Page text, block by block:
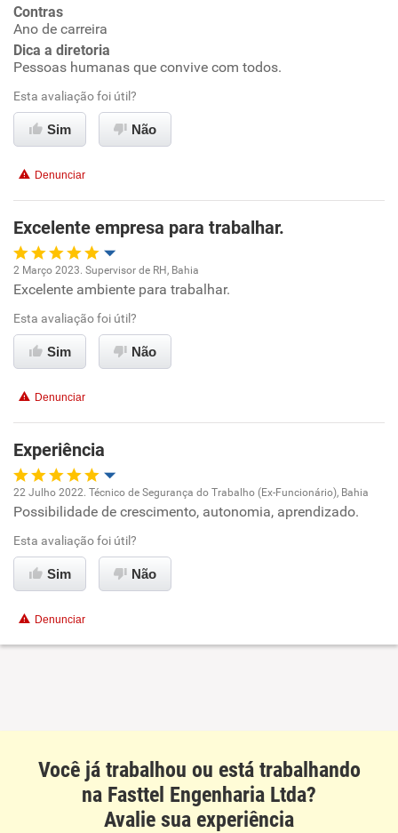
Conciliação com a vida familiar
Benefícios
Recomenda a diretoria
Contras
Ano de carreira
Dica a diretoria
Pessoas humanas que convive com todos.
Esta avaliação foi útil?
Sim Não
Denunciar
Excelente empresa para trabalhar.
Oportunidade de promoção
Ambiente de trabalho
Benefícios
Recomenda esta empresa
Recomenda a diretoria
2 Março 2023. Supervisor de RH, Bahia
Excelente ambiente para trabalhar.
Esta avaliação foi útil?
Sim Não
Denunciar
Experiência
Oportunidade de promoção
Ambiente de trabalho
Benefícios
22 Julho 2022. Técnico de Segurança do Trabalho (Ex-Funcionário), Bahia
Possibilidade de crescimento, autonomia, aprendizado.
Esta avaliação foi útil?
Sim Não
Denunciar
Você já trabalhou ou está trabalhando
na Fasttel Engenharia Ltda?
Avalie sua experiência